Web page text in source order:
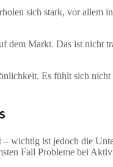
sich stark, vor allem
dem Markt. Das ist
Es fühlt sich
wichtig ist jedoch die
Fall Probleme bei